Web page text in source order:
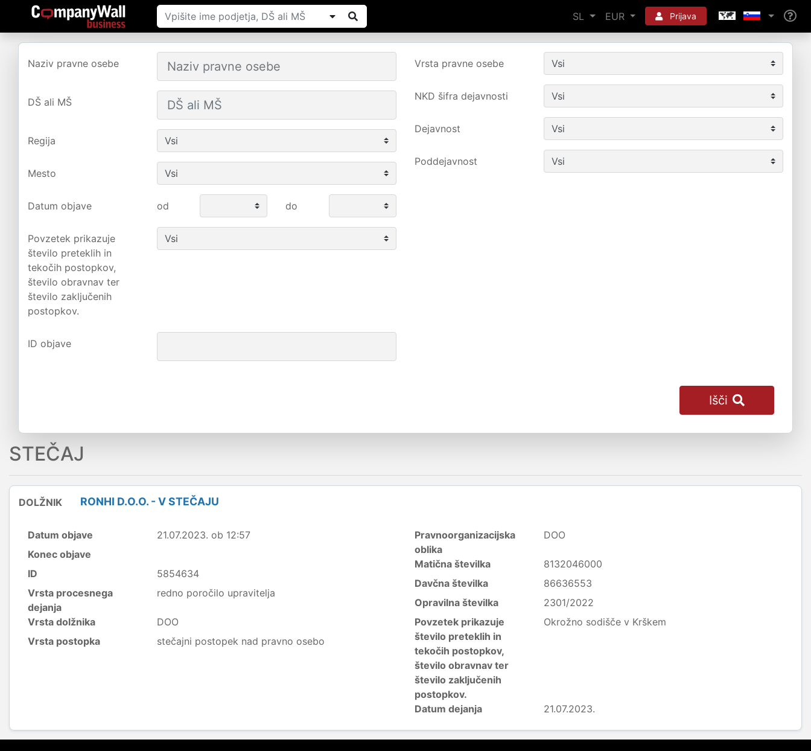
SL EUR Prijava
Naziv pravne osebe
DŠ ali MŠ
Regija
Mesto
Vrsta pravne osebe
NKD šifra dejavnosti
Dejavnost
Poddejavnost
Datum objave od do
Povzetek prikazuje
število preteklih in
tekočih postopkov,
število obravnav ter
število zaključenih
postopkov.
ID objave
Išči
STEČAJ
DOLŽNIK RONHI D.O.O. - V STEČAJU
Datum objave
21.07.2023. ob 12:57
Konec objave
ID
5854634
Vrsta procesnega
dejanja
redno poročilo upravitelja
Vrsta dolžnika
DOO
Vrsta postopka
stečajni postopek nad pravno osebo
Pravnoorganizacijska
oblika
DOO
Matična številka
8132046000
Davčna številka
86636553
Opravilna številka
2301/2022
Povzetek prikazuje
število preteklih in
tekočih postopkov,
število obravnav ter
število zaključenih
postopkov.
Okrožno sodišče v Krškem
Datum dejanja 21.07.2023.